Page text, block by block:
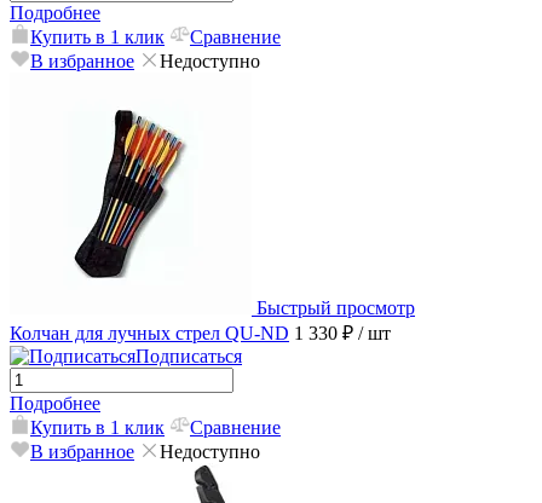
Подробнее
Купить в 1 клик
Сравнение
В избранное
Недоступно
Быстрый просмотр
Колчан для лучных стрел QU-ND 1 330 ₽ / шт
Подписаться
Подробнее
Купить в 1 клик
Сравнение
В избранное
Недоступно